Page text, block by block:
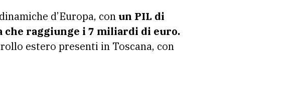
d’Europa, conun PIL di
che raggiunge i 7 miliardi di euro.
estero presenti in Toscana, con